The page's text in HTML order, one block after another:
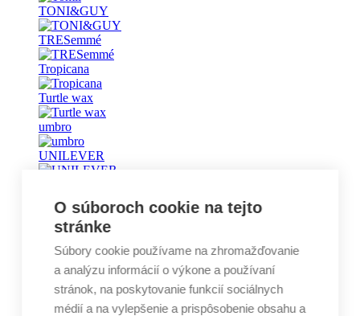
O súboroch cookie na tejto
stránke
Súbory cookie používame na zhromažďovanie
a analýzu informácií o výkone a používaní
stránok, na poskytovanie funkcií sociálnych
médií a na vylepšenie a prispôsobenie obsahu a
TONI&GUY
TRESemmé
Tropicana
Turtle wax
umbro
UNILEVER
Vademecum
Vape